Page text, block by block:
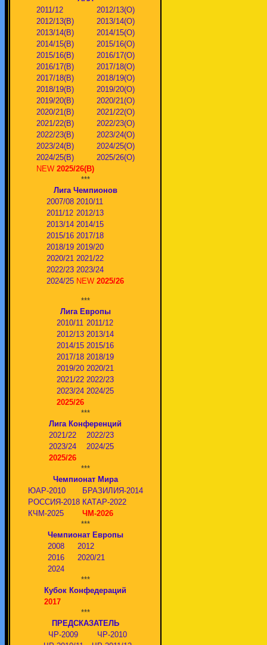
2011/12
2012/13(О)
2012/13(В)
2013/14(О)
2013/14(В)
2014/15(О)
2014/15(В)
2015/16(О)
2015/16(В)
2016/17(О)
2016/17(В)
2017/18(О)
2017/18(В)
2018/19(О)
2018/19(В)
2019/20(О)
2019/20(В)
2020/21(О)
2020/21(В)
2021/22(О)
2021/22(В)
2022/23(О)
2022/23(В)
2023/24(O)
2023/24(В)
2024/25(O)
2024/25(В)
2025/26(О)
NEW 2025/26(В)
***
Лига Чемпионов
2007/08 2010/11
2011/12 2012/13
2013/14 2014/15
2015/16 2017/18
2018/19 2019/20
2020/21 2021/22
2022/23 2023/24
2024/25 NEW 2025/26
***
Лига Европы
2010/11 2011/12
2012/13 2013/14
2014/15 2015/16
2017/18 2018/19
2019/20 2020/21
2021/22 2022/23
2023/24 2024/25
2025/26
***
Лига Конференций
2021/22
2022/23
2023/24
2024/25
2025/26
***
Чемпионат Мира
ЮАР-2010
БРАЗИЛИЯ-2014
РОССИЯ-2018 КАТАР-2022
КЧМ-2025
ЧМ-2026
***
Чемпионат Европы
2008
2012
2016
2020/21
2024
***
Кубок Конфедераций
2017
***
ПРЕДСКАЗАТЕЛЬ
ЧР-2009
ЧР-2010